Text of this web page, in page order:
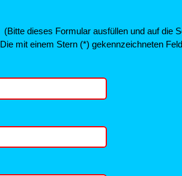
(Bitte dieses Formular ausfüllen und auf die
Die mit einem Stern (*) gekennzeichneten